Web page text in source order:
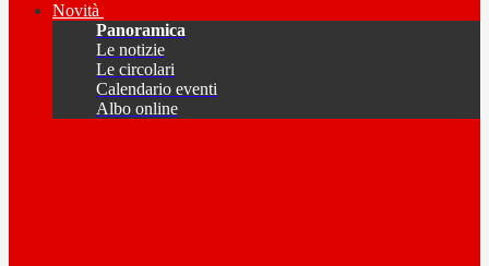
Novità
Panoramica
Le notizie
Le circolari
Calendario eventi
Albo online